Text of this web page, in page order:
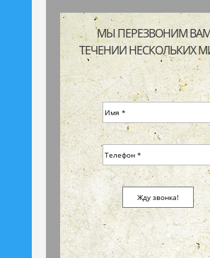
МЫ ПЕРЕЗВОНИМ
ТЕЧЕНИИ НЕСКОЛЬКИХ